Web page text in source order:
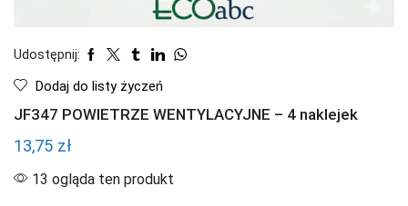
Udostępnij:
Dodaj do listy życzeń
JF347 POWIETRZE WENTYLACYJNE – 4 naklejek
13,75 zł
13 ogląda ten produkt